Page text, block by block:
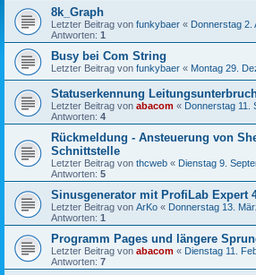
8k_Graph
Letzter Beitrag von funkybaer « Donnerstag 2.
Antworten: 1
Busy bei Com String
Letzter Beitrag von funkybaer « Montag 29.
Statuserkennung
Letzter Beitrag von abacom « Donnerstag 11.
Antworten: 4
Rückmeldung - Ansteuerung von
Schnittstelle
Letzter Beitrag von thcweb « Dienstag 9.
Antworten: 5
Sinusgenerator mit ProfiLab Expert
Letzter Beitrag von ArKo « Donnerstag 13.
Antworten: 1
Programm Pages und längere
Letzter Beitrag von abacom « Dienstag 11.
Antworten: 7